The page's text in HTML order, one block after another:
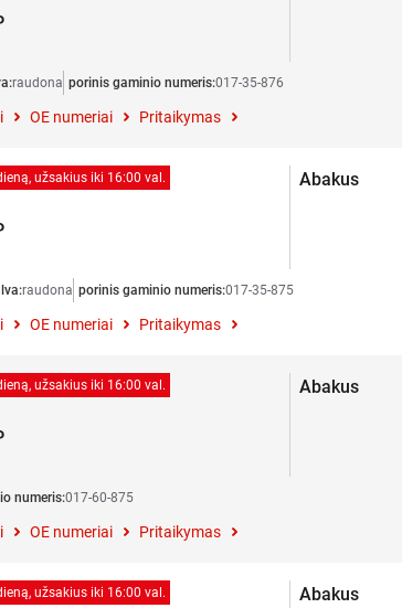
raudona porinis gaminio numeris:017-35-876
OE numeriai Pritaikymas
užsakius iki 16:00 val. Abakus
raudona porinis gaminio numeris:017-35-875
OE numeriai Pritaikymas
užsakius iki 16:00 val. Abakus
numeris:017-60-875
OE numeriai Pritaikymas
užsakius iki 16:00 val. Abakus